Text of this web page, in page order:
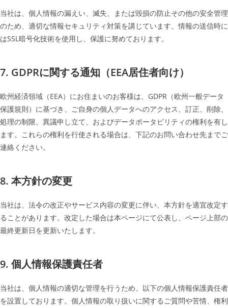
当社は、個人情報の漏えい、滅失、または毀損の防止その他の安全管理
のため、適切な情報セキュリティ対策を講じています。情報の送信時に
はSSL暗号化技術を使用し、保護に努めております。
7. GDPRに関する通知（EEA居住者向け）
欧州経済領域（EEA）にお住まいのお客様は、GDPR（欧州一般データ
保護規則）に基づき、ご自身の個人データへのアクセス、訂正、削除、
処理の制限、異議申し立て、およびデータポータビリティの権利を有し
ます。これらの権利を行使される場合は、下記のお問い合わせ先までご
連絡ください。
8. 本方針の変更
当社は、法令の改正やサービス内容の変更に伴い、本方針を適宜改定す
ることがあります。改定した場合は本ページにて公表し、ページ上部の
最終更新日を更新いたします。
9. 個人情報保護責任者
当社は、個人情報の適切な管理を行うため、以下の個人情報保護責任者
を設置しております。個人情報の取り扱いに関するご質問や苦情、権利